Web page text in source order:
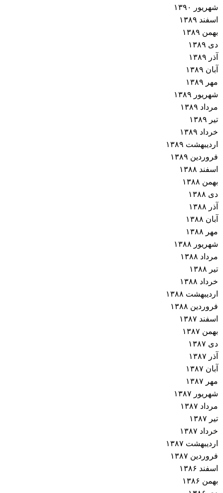
شهریور ۱۳۹۰
اسفند ۱۳۸۹
بهمن ۱۳۸۹
دی ۱۳۸۹
آذر ۱۳۸۹
آبان ۱۳۸۹
مهر ۱۳۸۹
شهریور ۱۳۸۹
مرداد ۱۳۸۹
تیر ۱۳۸۹
خرداد ۱۳۸۹
اردیبهشت ۱۳۸۹
فروردین ۱۳۸۹
اسفند ۱۳۸۸
بهمن ۱۳۸۸
دی ۱۳۸۸
آذر ۱۳۸۸
آبان ۱۳۸۸
مهر ۱۳۸۸
شهریور ۱۳۸۸
مرداد ۱۳۸۸
تیر ۱۳۸۸
خرداد ۱۳۸۸
اردیبهشت ۱۳۸۸
فروردین ۱۳۸۸
اسفند ۱۳۸۷
بهمن ۱۳۸۷
دی ۱۳۸۷
آذر ۱۳۸۷
آبان ۱۳۸۷
مهر ۱۳۸۷
شهریور ۱۳۸۷
مرداد ۱۳۸۷
تیر ۱۳۸۷
خرداد ۱۳۸۷
اردیبهشت ۱۳۸۷
فروردین ۱۳۸۷
اسفند ۱۳۸۶
بهمن ۱۳۸۶